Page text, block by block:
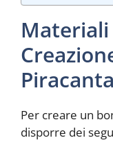
Materiali
Piracanta
Per creare un
disporre dei